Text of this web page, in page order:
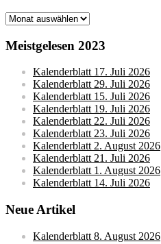
Monatsarchive
Meistgelesen 2023
Kalenderblatt 17. Juli 2026
Kalenderblatt 29. Juli 2026
Kalenderblatt 15. Juli 2026
Kalenderblatt 19. Juli 2026
Kalenderblatt 22. Juli 2026
Kalenderblatt 23. Juli 2026
Kalenderblatt 2. August 2026
Kalenderblatt 21. Juli 2026
Kalenderblatt 1. August 2026
Kalenderblatt 14. Juli 2026
Neue Artikel
Kalenderblatt 8. August 2026